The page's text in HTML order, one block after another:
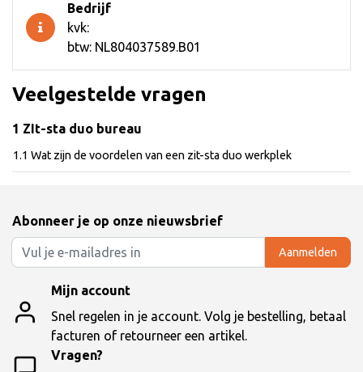
Bedrijf
kvk:
btw: NL804037589.B01
Veelgestelde vragen
1 ZIt-sta duo bureau
1.1 Wat zijn de voordelen van een zit-sta duo werkplek
Abonneer je op onze nieuwsbrief
Aanmelden
Mijn account
Snel regelen in je account. Volg je bestelling, betaal
facturen of retourneer een artikel.
Vragen?